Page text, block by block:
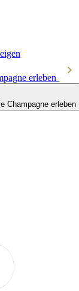
erleben
Champagne erleben